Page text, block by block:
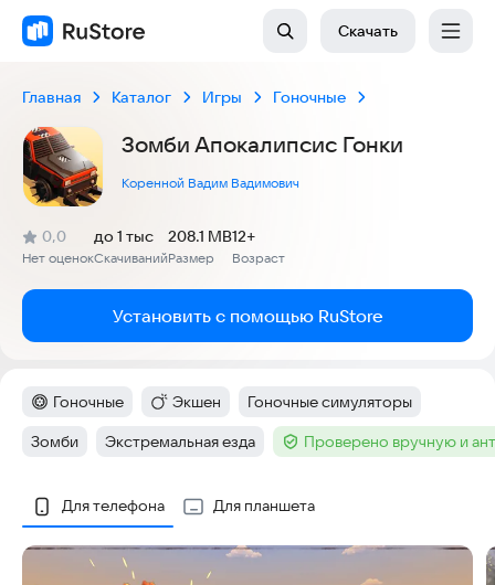
Скачать
Главная Каталог Игры Гоночные
Зомби Апокалипсис Гонки
Коренной Вадим Вадимович
Рейтинг:
0,0
(
Нет оценок
)
Скачиваний
до 1 тыс
Размер
208.1 MB
Возраст
12+
Установить с помощью RuStore
Категория:
Гоночные Категория
Экшен Тег:
Гоночные симуляторы
Тег:
Зомби Тег:
Экстремальная езда Тег :Проверено вручную и
Скриншоты
Для телефона Для планшета